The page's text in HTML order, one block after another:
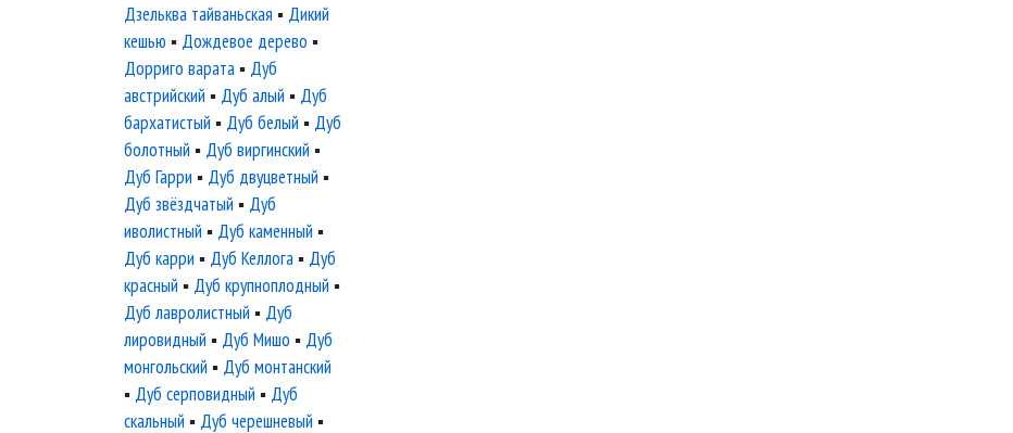
Дзельква тайваньская ▪ Дикий
кешью ▪ Дождевое дерево ▪
Дорриго варата ▪ Дуб
австрийский ▪ Дуб алый ▪ Дуб
бархатистый ▪ Дуб белый ▪ Дуб
болотный ▪ Дуб виргинский ▪
Дуб Гарри ▪ Дуб двуцветный ▪
Дуб звёздчатый ▪ Дуб
иволистный ▪ Дуб каменный ▪
Дуб карри ▪ Дуб Келлога ▪ Дуб
красный ▪ Дуб крупноплодный ▪
Дуб лавролистный ▪ Дуб
лировидный ▪ Дуб Мишо ▪ Дуб
монгольский ▪ Дуб монтанский
▪ Дуб серповидный ▪ Дуб
скальный ▪ Дуб черешневый ▪